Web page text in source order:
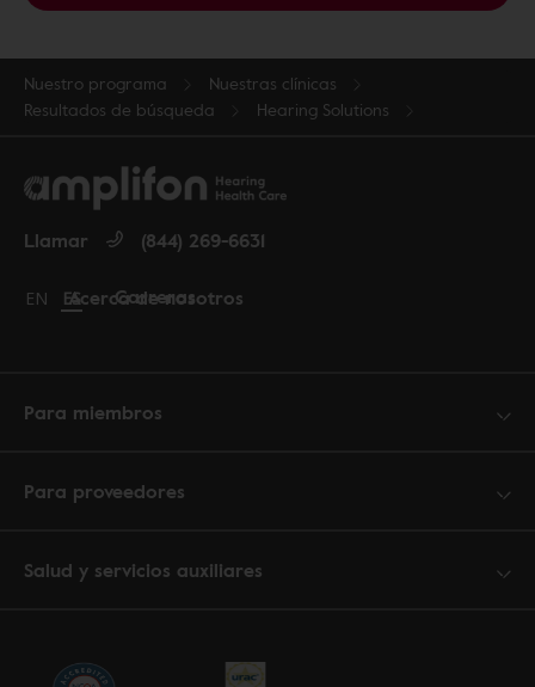
Nuestro programa
Nuestras clínicas
Resultados de búsqueda
Hearing Solutions
Acerca de nosotros
Carreras
Llamar (844) 269-6631
Change language to English
EN Cambiar idioma a español
ES
Para miembros
Para proveedores
Salud y servicios auxiliares